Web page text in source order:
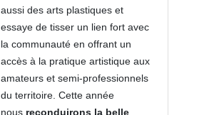
aussi des arts plastiques et
essaye de tisser un lien fort avec
la communauté en offrant un
accès à la pratique artistique aux
amateurs et semi-professionnels
du territoire. Cette année
nous reconduirons la belle